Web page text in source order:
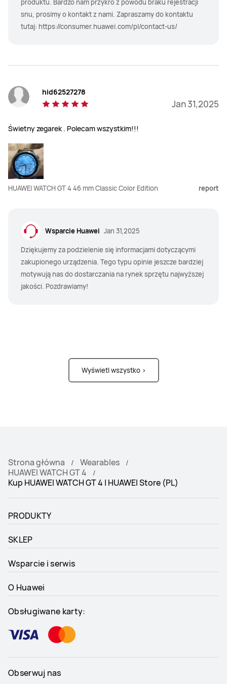
produktu. Bardzo nam przykro z powodu braku rejestracji
snu, prosimy o kontakt z nami. Zapraszamy do kontaktu
tutaj: https://consumer.huawei.com/pl/contact-us/
hid62527278
Jan 31,2025
Świetny zegarek . Polecam wszystkim!!!
HUAWEI WATCH GT 4 46 mm Classic Color Edition report
Wsparcie Huawei Jan 31,2025
Dziękujemy za podzielenie się informacjami dotyczącymi
zakupionego urządzenia. Tego typu opinie jeszcze bardziej
motywują nas do dostarczania na rynek sprzętu najwyższej
jakości. Pozdrawiamy!
Wyświetl wszystko >
Strona główna
Wearables
HUAWEI WATCH GT 4
Kup HUAWEI WATCH GT 4 | HUAWEI Store (PL)
PRODUKTY
SKLEP
Wsparcie i serwis
O Huawei
Obsługiwane karty:
Obserwuj nas